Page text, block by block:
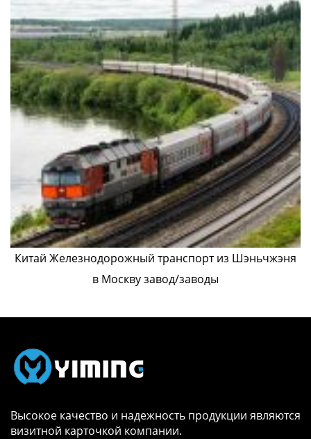
Китай Железнодорожный транспорт из Шэньчжэня
в Москву завод/заводы
Высокое качество и надежность продукции являются
визитной карточкой компании.